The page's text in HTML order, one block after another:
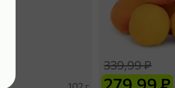
279,99 ₽
339,99 ₽